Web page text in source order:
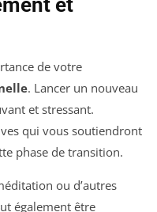
et
de votre
. Lancer un nouveau
et stressant.
qui vous soutiendront
phase de transition.
ou d’autres
également être